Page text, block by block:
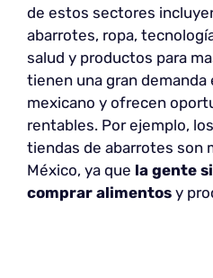
de estos sectores
abarrotes, ropa,
salud y productos para
tienen una gran demanda
mexicano y ofrecen
rentables. Por ejemplo,
tiendas de abarrotes son
México, ya que la gente
comprar alimentos y